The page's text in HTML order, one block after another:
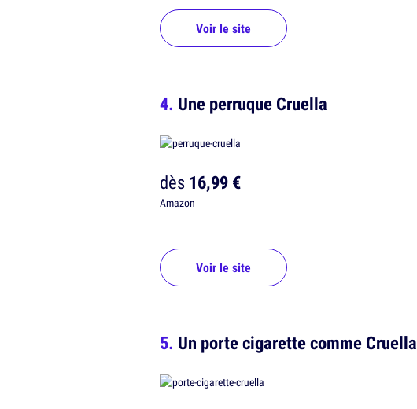
Voir le site
Une perruque Cruella
dès16,99 €
Amazon
Voir le site
Un porte cigarette comme Cruella